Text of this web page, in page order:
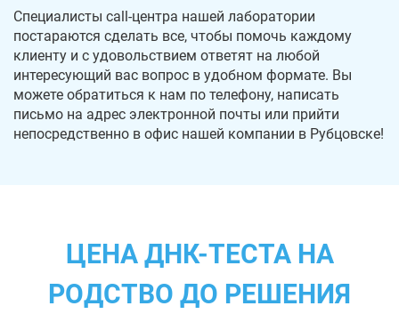
Специалисты call-центра нашей лаборатории
постараются сделать все, чтобы помочь каждому
клиенту и с удовольствием ответят на любой
интересующий вас вопрос в удобном формате. Вы
можете обратиться к нам по телефону, написать
письмо на адрес электронной почты или прийти
непосредственно в офис нашей компании в Рубцовске!
ЦЕНА ДНК-ТЕСТА НА
РОДСТВО ДО РЕШЕНИЯ